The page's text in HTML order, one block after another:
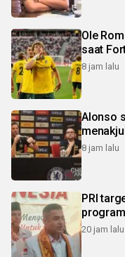
Ole
saat
8 jam lalu
Alonso
8 jam lalu
PRI
20 jam lalu